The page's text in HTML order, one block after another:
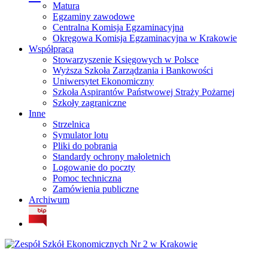
Matura
Egzaminy zawodowe
Centralna Komisja Egzaminacyjna
Okręgowa Komisja Egzaminacyjna w Krakowie
Współpraca
Stowarzyszenie Księgowych w Polsce
Wyższa Szkoła Zarządzania i Bankowości
Uniwersytet Ekonomiczny
Szkoła Aspirantów Państwowej Straży Pożarnej
Szkoły zagraniczne
Inne
Strzelnica
Symulator lotu
Pliki do pobrania
Standardy ochrony małoletnich
Logowanie do poczty
Pomoc techniczna
Zamówienia publiczne
Archiwum